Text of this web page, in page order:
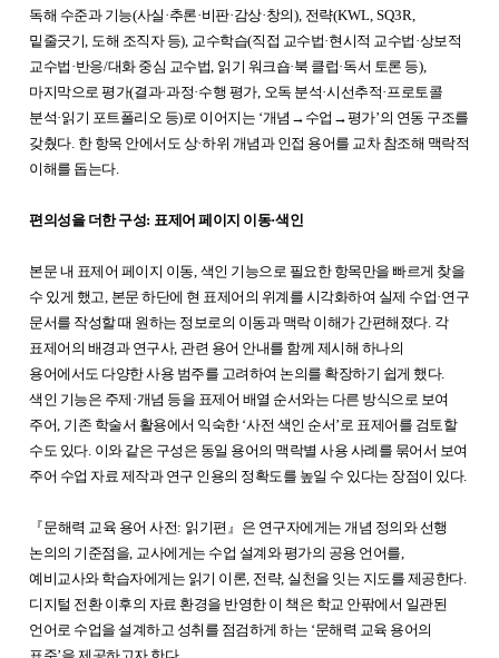
독해 수준과 기능(사실 ·추론·비판·감상·창의), 전략(KWL, SQ3R,
밑줄긋기, 도해 조직자 등), 교수학습(직접 교수법·현시적 교수법 ·상보적
교수법 ·반응/대화 중심 교수법, 읽기 워크숍·북 클럽·독서 토론 등),
마지막으로 평가(결과·과정·수행 평가, 오독 분석·시선추적·프로토콜
분석·읽기 포트폴리오 등)로 이어지는 ‘개념 → 수업 →평가’의 연동 구조를
갖췄다. 한 항목 안에서도 상·하위 개념과 인접 용어를 교차 참조해 맥락적
이해를 돕는다.
편의성을 더한 구성: 표제어 페이지 이동·색인
본문 내 표제어 페이지 이동, 색인 기능으로 필요한 항목만을 빠르게 찾을
수 있게 했고, 본문 하단에 현 표제어의 위계를 시각화하여 실제 수업·연구
문서를 작성할 때 원하는 정보로의 이동과 맥락 이해가 간편해졌다. 각
표제어의 배경과 연구사, 관련 용어 안내를 함께 제시해 하나의
용어에서도 다양한 사용 범주를 고려하여 논의를 확장하기 쉽게 했다.
색인 기능은 주제 ·개념 등을 표제어 배열 순서와는 다른 방식으로 보여
주어, 기존 학술서 활용에서 익숙한 ‘사전 색인 순서’로 표제어를 검토할
수도 있다. 이와 같은 구성은 동일 용어의 맥락별 사용 사례를 묶어서 보여
주어 수업 자료 제작과 연구 인용의 정확도를 높일 수 있다는 장점이 있다.
『문해력 교육 용어 사전: 읽기편 』 은 연구자에게는 개념 정의와 선행
논의의 기준점을, 교사에게는 수업 설계와 평가의 공용 언어를,
예비교사와 학습자에게는 읽기 이론, 전략, 실천을 잇는 지도를 제공한다.
디지털 전환 이후의 자료 환경을 반영한 이 책은 학교 안팎에서 일관된
언어로 수업을 설계하고 성취를 점검하게 하는 ‘문해력 교육 용어의